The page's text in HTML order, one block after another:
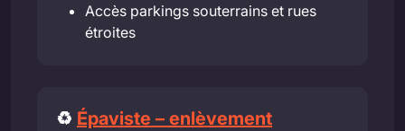
Accès parkings souterrains et rues
étroites
♻️ Épaviste – enlèvement